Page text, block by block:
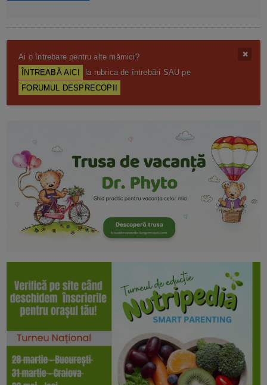
Ai o întrebare pentru alte mămici?
ÎNTREABĂ AICI
la rubrica de întrebări SAU pe
FORUMUL DESPRECOPII